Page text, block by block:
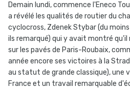
Demain lundi, commence l'Eneco
a révélé les qualités de routier du
cyclocross, Zdenek Stybar (du
ils remarqué) qui y avait montré
sur les pavés de Paris-Roubaix,
année encore ses victoires à la
au statut de grande classique), une
France et un travail remarquable